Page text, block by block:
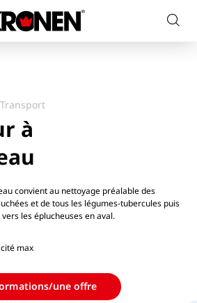
à
convient au nettoyage préalable des
et de tous les légumes-tubercules puis
les éplucheuses en aval.
max
une offre